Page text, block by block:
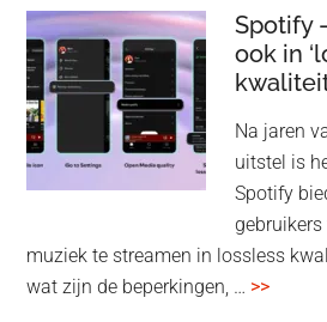
Spotify
ook in
Na jaren
uitstel is
Spotify
muziek te streamen in lossless
wat zijn de beperkingen, … >>